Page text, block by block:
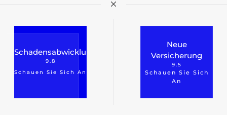
Schadensabwicklung
9.8
Schauen Sie Sich An
Neue
Versicherung
9.5
Schauen Sie Sich
An